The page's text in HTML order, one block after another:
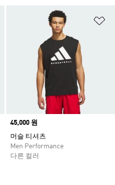
위시리스트 담기
Price
45,000 원
머슬 티셔츠
Men Performance
다른 컬러